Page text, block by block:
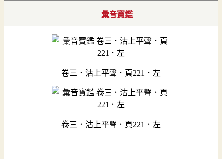
彙音寶鑑
卷三．沽上平聲．頁221．左
卷三．沽上平聲．頁221．左